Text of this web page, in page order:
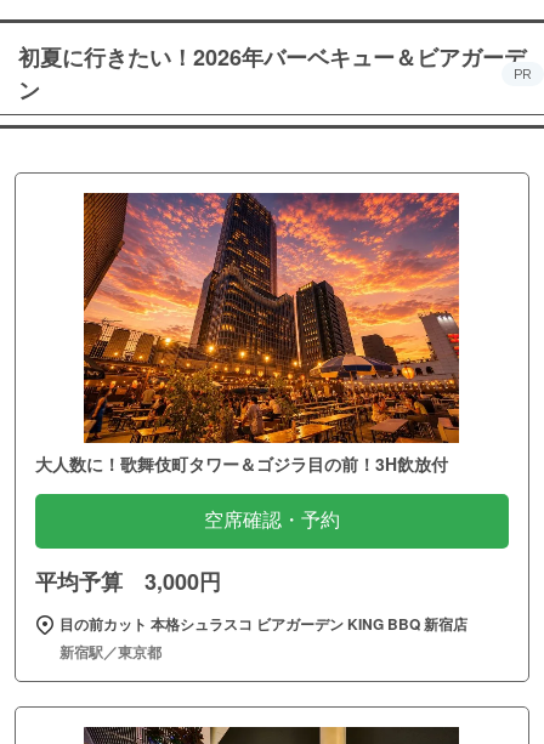
初夏に行きたい！2026年バーベキュー＆ビアガーデ
ン
PR
大人数に！歌舞伎町タワー＆ゴジラ目の前！3H飲放付
空席確認・予約
平均予算 3,000円
目の前カット 本格シュラスコ ビアガーデン KING BBQ 新宿店
新宿駅／東京都